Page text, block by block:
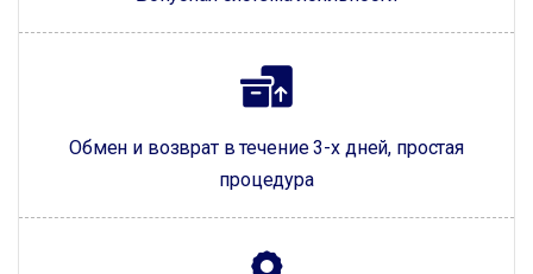
Обмен и возврат в течение 3-х дней, простая
процедура